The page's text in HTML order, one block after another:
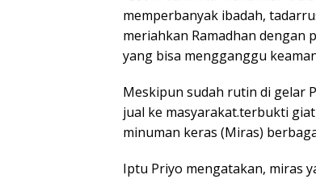
memperbanyak ibadah,
meriahkan Ramadhan dengan
yang bisa mengganggu
Meskipun sudah rutin di gelar
jual ke masyarakat.terbukti
minuman keras (Miras)
Iptu Priyo mengatakan, miras